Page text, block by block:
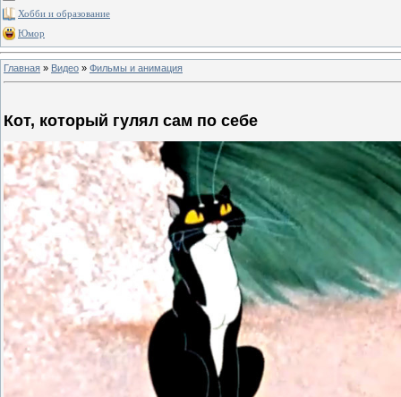
Хобби и образование
Юмор
Главная » Видео » Фильмы и анимация
Кот, который гулял сам по себе